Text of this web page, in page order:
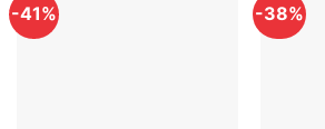
-41% -38%